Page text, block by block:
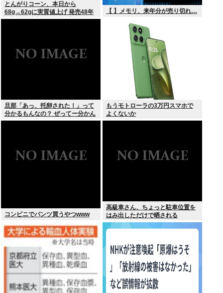
とんがりコーン、本日から
68g→62gに実質値上げ 発売48年
で初の箱縮小 メーカー「CO2も
【 】メモリ、来年分が売り切れ…
旦那「あっ、托卵された！」って
分かるもんなの？ ぜってー分かん
ないだろ。
もうモトローラの3万円スマホで
よくないか
コンビニでパンツ買うやつwww
高級車さん、ちょっと駐車位置を
はみ出しただけで晒される
wwwWwwWWw